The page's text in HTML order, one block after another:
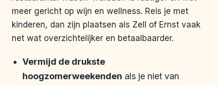
meer gericht op wijn en wellness. Reis je met
kinderen, dan zijn plaatsen als Zell of Ernst vaak
net wat overzichtelijker en betaalbaarder.
Vermijd de drukste
hoogzomerweekenden als je niet van